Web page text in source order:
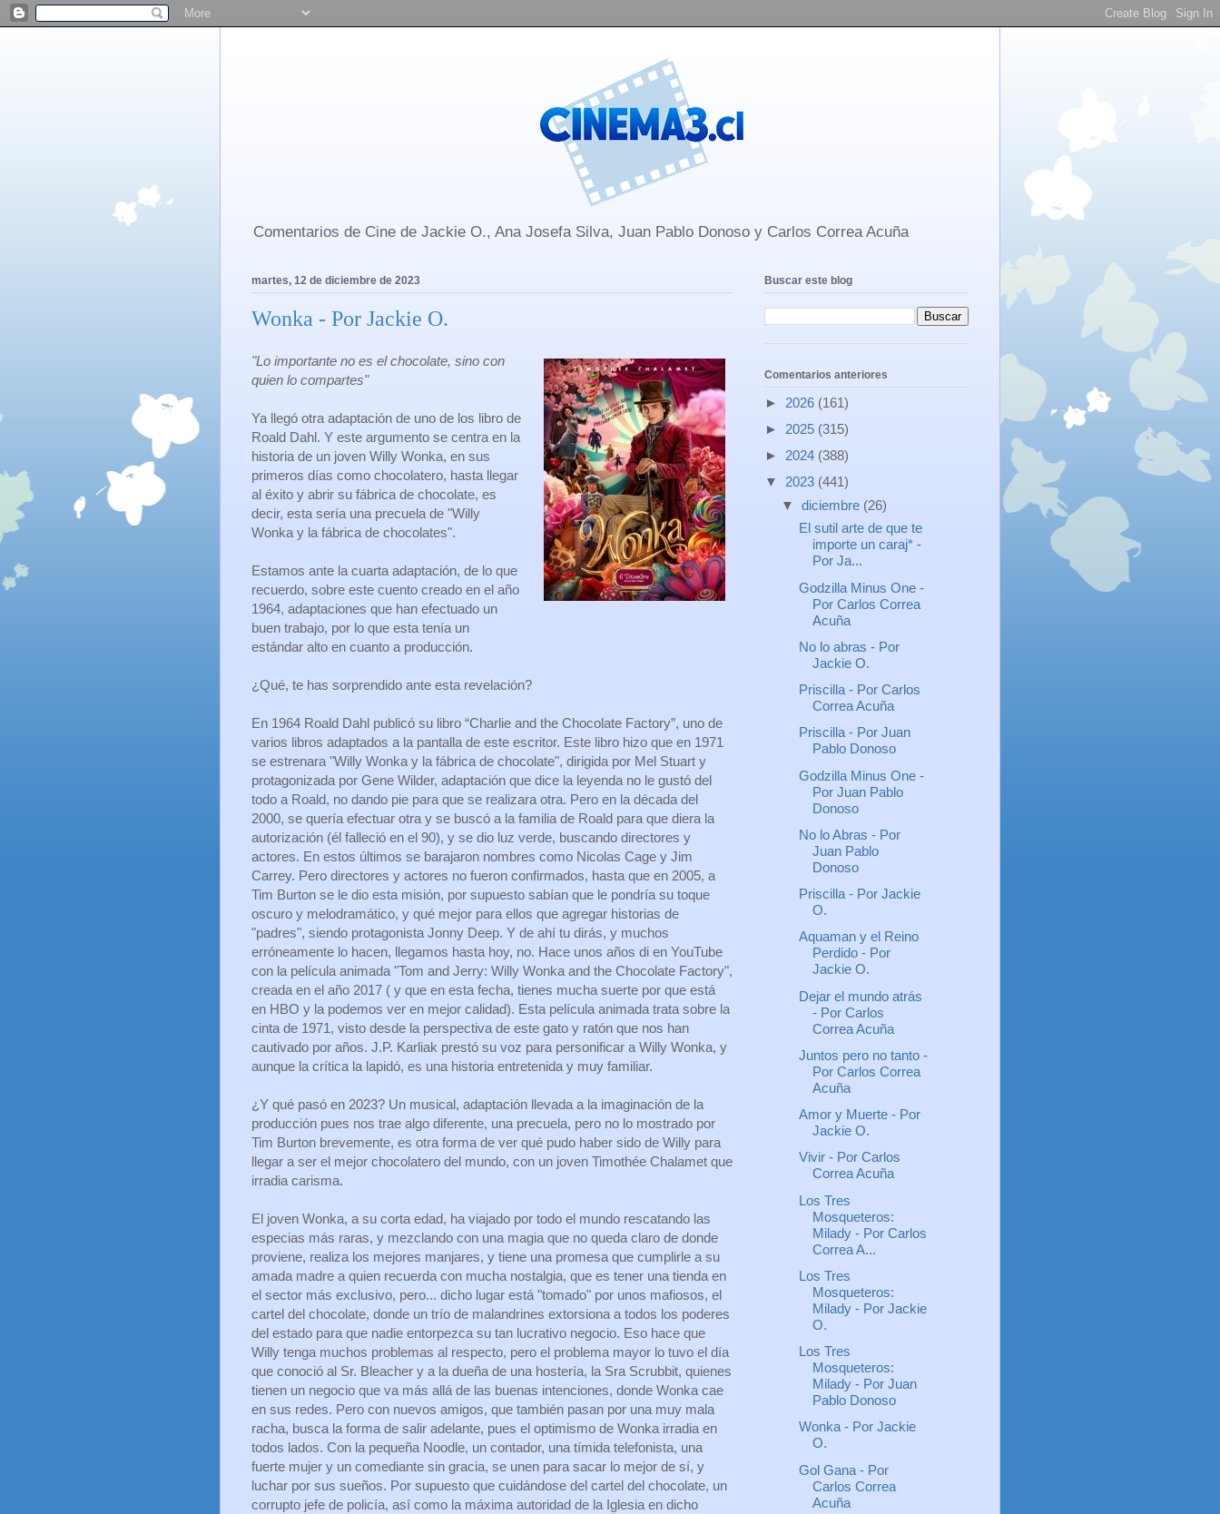
Comentarios de Cine de Jackie O., Ana Josefa Silva, Juan Pablo Donoso y Carlos Correa Acuña
martes, 12 de diciembre de 2023
Wonka - Por Jackie O.
"Lo importante no es el chocolate, sino con
quien lo compartes"
Ya llegó otra adaptación de uno de los libro de
Roald Dahl. Y este argumento se centra en la
historia de un joven Willy Wonka, en sus
primeros días como chocolatero, hasta llegar
al éxito y abrir su fábrica de chocolate, es
decir, esta sería una precuela de "Willy
Wonka y la fábrica de chocolates".
Estamos ante la cuarta adaptación, de lo que
recuerdo, sobre este cuento creado en el año
1964, adaptaciones que han efectuado un
buen trabajo, por lo que esta tenía un
estándar alto en cuanto a producción.
¿Qué, te has sorprendido ante esta revelación?
En 1964 Roald Dahl publicó su libro “Charlie and the Chocolate Factory”, uno de
varios libros adaptados a la pantalla de este escritor. Este libro hizo que en 1971
se estrenara "Willy Wonka y la fábrica de chocolate", dirigida por Mel Stuart y
protagonizada por Gene Wilder, adaptación que dice la leyenda no le gustó del
todo a Roald, no dando pie para que se realizara otra. Pero en la década del
2000, se quería efectuar otra y se buscó a la familia de Roald para que diera la
autorización (él falleció en el 90), y se dio luz verde, buscando directores y
actores. En estos últimos se barajaron nombres como Nicolas Cage y Jim
Carrey. Pero directores y actores no fueron confirmados, hasta que en 2005, a
Tim Burton se le dio esta misión, por supuesto sabían que le pondría su toque
oscuro y melodramático, y qué mejor para ellos que agregar historias de
"padres", siendo protagonista Jonny Deep. Y de ahí tu dirás, y muchos
erróneamente lo hacen, llegamos hasta hoy, no. Hace unos años di en YouTube
con la película animada "Tom and Jerry: Willy Wonka and the Chocolate Factory",
creada en el año 2017 ( y que en esta fecha, tienes mucha suerte por que está
en HBO y la podemos ver en mejor calidad). Esta película animada trata sobre la
cinta de 1971, visto desde la perspectiva de este gato y ratón que nos han
cautivado por años. J.P. Karliak prestó su voz para personificar a Willy Wonka, y
aunque la crítica la lapidó, es una historia entretenida y muy familiar.
¿Y qué pasó en 2023? Un musical, adaptación llevada a la imaginación de la
producción pues nos trae algo diferente, una precuela, pero no lo mostrado por
Tim Burton brevemente, es otra forma de ver qué pudo haber sido de Willy para
llegar a ser el mejor chocolatero del mundo, con un joven Timothée Chalamet que
irradia carisma.
El joven Wonka, a su corta edad, ha viajado por todo el mundo rescatando las
especias más raras, y mezclando con una magia que no queda claro de donde
proviene, realiza los mejores manjares, y tiene una promesa que cumplirle a su
amada madre a quien recuerda con mucha nostalgia, que es tener una tienda en
el sector más exclusivo, pero... dicho lugar está "tomado" por unos mafiosos, el
cartel del chocolate, donde un trío de malandrines extorsiona a todos los poderes
del estado para que nadie entorpezca su tan lucrativo negocio. Eso hace que
Willy tenga muchos problemas al respecto, pero el problema mayor lo tuvo el día
que conoció al Sr. Bleacher y a la dueña de una hostería, la Sra Scrubbit, quienes
tienen un negocio que va más allá de las buenas intenciones, donde Wonka cae
en sus redes. Pero con nuevos amigos, que también pasan por una muy mala
racha, busca la forma de salir adelante, pues el optimismo de Wonka irradia en
todos lados. Con la pequeña Noodle, un contador, una tímida telefonista, una
fuerte mujer y un comediante sin gracia, se unen para sacar lo mejor de sí, y
luchar por sus sueños. Por supuesto que cuidándose del cartel del chocolate, un
corrupto jefe de policía, así como la máxima autoridad de la Iglesia en dicho
Buscar este blog
Comentarios anteriores
► 2026 (161)
► 2025 (315)
► 2024 (388)
▼ 2023 (441)
▼ diciembre (26)
El sutil arte de que te
importe un caraj* -
Por Ja...
Godzilla Minus One -
Por Carlos Correa
Acuña
No lo abras - Por
Jackie O.
Priscilla - Por Carlos
Correa Acuña
Priscilla - Por Juan
Pablo Donoso
Godzilla Minus One -
Por Juan Pablo
Donoso
No lo Abras - Por
Juan Pablo
Donoso
Priscilla - Por Jackie
O.
Aquaman y el Reino
Perdido - Por
Jackie O.
Dejar el mundo atrás
- Por Carlos
Correa Acuña
Juntos pero no tanto -
Por Carlos Correa
Acuña
Amor y Muerte - Por
Jackie O.
Vivir - Por Carlos
Correa Acuña
Los Tres
Mosqueteros:
Milady - Por Carlos
Correa A...
Los Tres
Mosqueteros:
Milady - Por Jackie
O.
Los Tres
Mosqueteros:
Milady - Por Juan
Pablo Donoso
Wonka - Por Jackie
O.
Gol Gana - Por
Carlos Correa
Acuña